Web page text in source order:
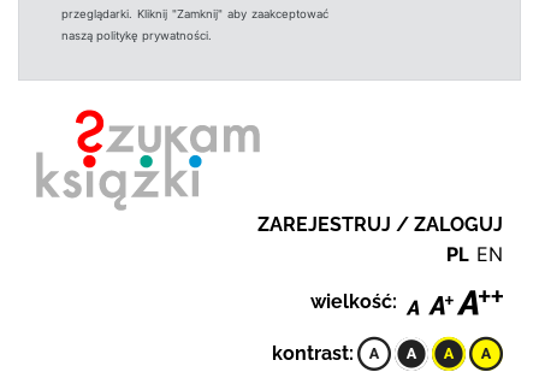
przeglądarki. Kliknij "Zamknij" aby zaakceptować
naszą politykę prywatności.
ZAREJESTRUJ / ZALOGUJ
PL EN
wielkość:
kontrast: